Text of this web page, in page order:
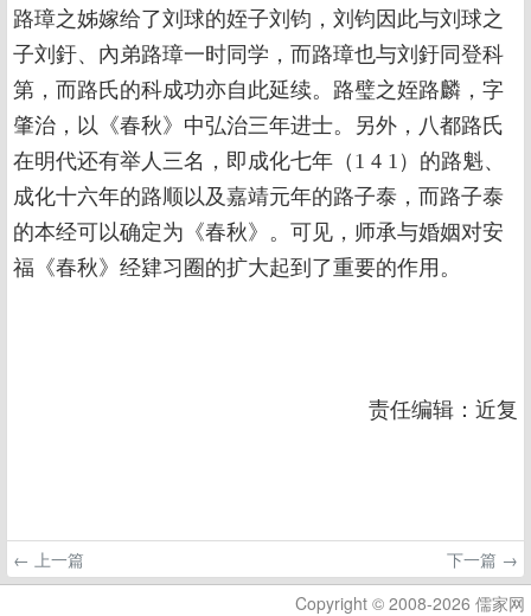
路璋之姊嫁给了刘球的姪子刘钧，刘钧因此与刘球之
子刘釪、內弟路璋一时同学，而路璋也与刘釪同登科
第，而路氏的科成功亦自此延续。路璧之姪路麟，字
肇治，以《春秋》中弘治三年进士。另外，八都路氏
在明代还有举人三名，即成化七年（1 4 1）的路魁、
成化十六年的路顺以及嘉靖元年的路子泰，而路子泰
的本经可以确定为《春秋》。可见，师承与婚姻对安
福《春秋》经肄习圈的扩大起到了重要的作用。
责任编辑：近复
← 上一篇
下一篇 →
Copyright © 2008-2026 儒家网